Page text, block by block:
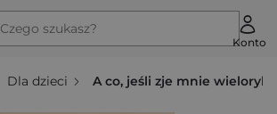
Czego szukasz?
Konto
Dla dzieci A co, jeśli zje mnie wieloryb?